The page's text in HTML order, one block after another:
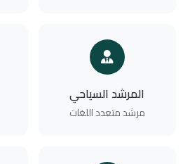
المرشد السياحي
مرشد متعدد اللغات